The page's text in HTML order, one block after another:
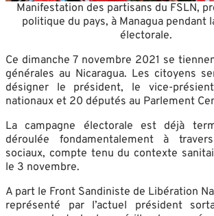
Manifestation des partisans du FSLN,
politique du pays, à Managua pendant
électorale.
Ce dimanche 7 novembre 2021 se
générales au Nicaragua. Les citoyens
désigner le président, le vice-
nationaux et 20 députés au Parlement
La campagne électorale est déjà
déroulée fondamentalement à
sociaux, compte tenu du contexte
le 3 novembre.
A part le Front Sandiniste de Libération
représenté par l’actuel président